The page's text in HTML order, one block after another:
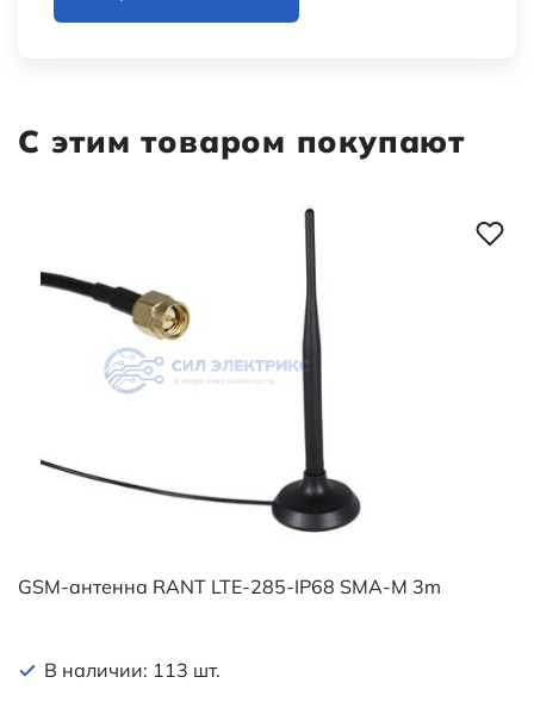
С этим товаром покупают
GSM-антенна RANT LTE-285-IP68 SMA-M 3m
В наличии: 113 шт.